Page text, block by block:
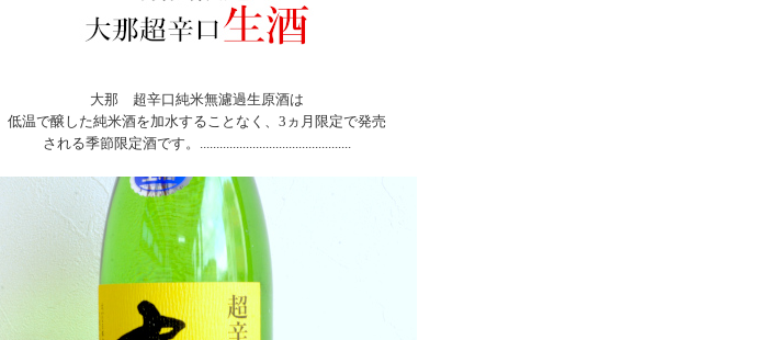
大那 超辛口純米無濾過生原酒は
低温で醸した純米酒を加水することなく、3ヵ月限定で発売
される季節限定酒です。..............................................